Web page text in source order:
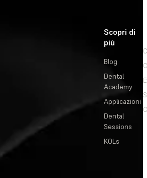
Scopri di
più
Blog
Dental
Academy
Applicazioni
Dental
Sessions
KOLs